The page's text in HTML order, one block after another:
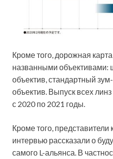
Кроме того, дорожная
названными объективами:
объектив, стандартный
объектив. Выпуск всех
с 2020 по 2021 годы.
Кроме того, представители
интервью рассказали о
самого L-альянса. В